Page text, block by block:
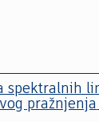
spektralnih
pražnjenja